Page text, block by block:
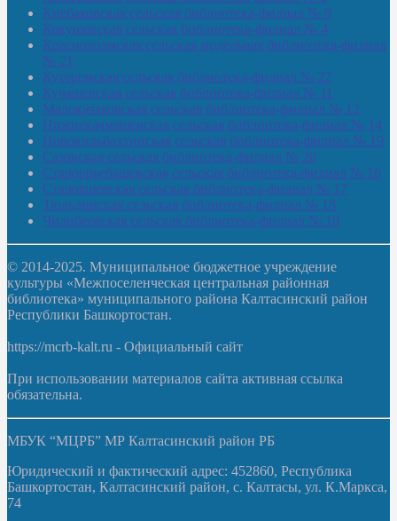
Киебаковская сельская библиотека-филиал № 9
Кокушевская сельская библиотека-филиал № 4
Краснохолмская сельская модельная библиотека-филиал
№ 21
Кутеремская сельская библиотека-филиал № 22
Кучашевская сельская библиотека-филиал № 11
Малокачаковская сельская библиотека-филиал № 12
Нижнекачмашевская сельская библиотека-филиал № 14
Новокильбахтинская сельская библиотека-филиал № 19
Сазовская сельская библиотека-филиал № 20
Староорьебашевская сельская библиотека-филиал № 16
Старояшевская сельская библиотека-филиал № 17
Тюльдинская сельская библиотека-филиал № 18
Чилибеевская сельская библиотека-филиал № 10
© 2014-2025. Муниципальное бюджетное учреждение
культуры «Межпоселенческая центральная районная
библиотека» муниципального района Калтасинский район
Республики Башкортостан.
https://mcrb-kalt.ru - Официальный сайт
При использовании материалов сайта активная ссылка
обязательна.
МБУК “МЦРБ” МР Калтасинский район РБ
Юридический и фактический адрес: 452860, Республика
Башкортостан, Калтасинский район, с. Калтасы, ул. К.Маркса,
74